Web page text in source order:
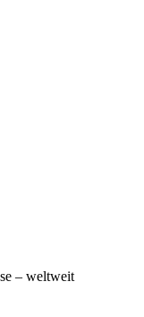
– weltweit